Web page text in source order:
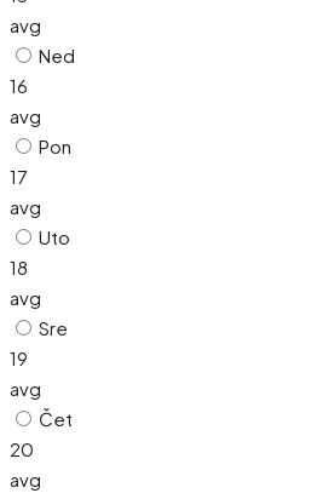
avg
Ned
16
avg
Pon
17
avg
Uto
18
avg
Sre
19
avg
Čet
20
avg